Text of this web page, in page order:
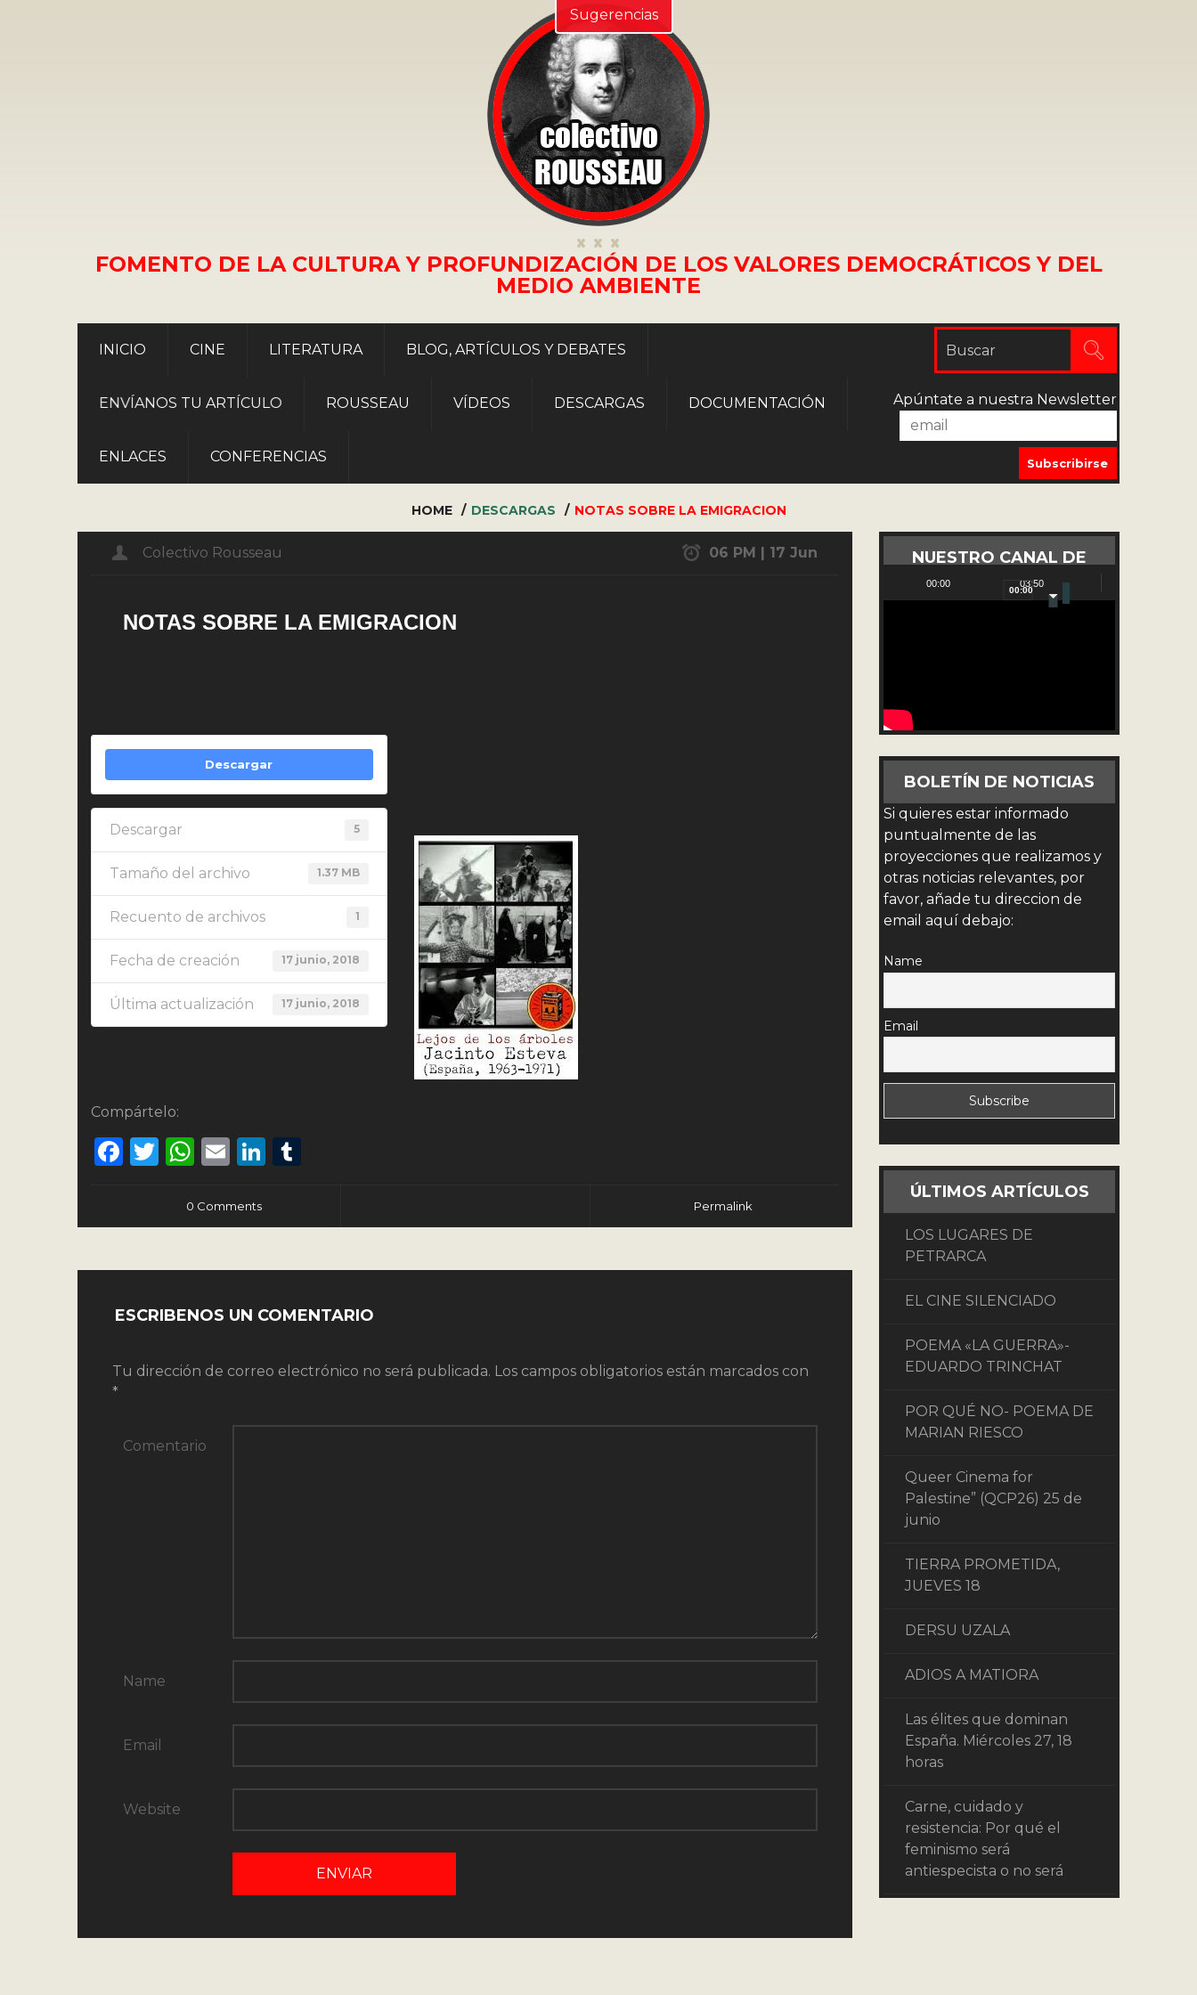
FOMENTO DE LA CULTURA Y PROFUNDIZACIÓN DE LOS VALORES DEMOCRÁTICOS Y DEL
MEDIO AMBIENTE
INICIO CINE LITERATURA BLOG, ARTÍCULOS Y DEBATES
ENVÍANOS TU ARTÍCULO ROUSSEAU VÍDEOS DESCARGAS DOCUMENTACIÓN
ENLACES CONFERENCIAS
Apúntate a nuestra Newsletter
HOME DESCARGAS NOTAS SOBRE LA EMIGRACION
Colectivo Rousseau 06 PM | 17 Jun
NOTAS SOBRE LA EMIGRACION
Descargar
Descargar 5
Tamaño del archivo 1.37 MB
Recuento de archivos 1
Fecha de creación 17 junio, 2018
Última actualización 17 junio, 2018
Compártelo:
Facebook
Twitter
WhatsApp
EmailLinkedIn
0 Comments Permalink
ESCRIBENOS UN COMENTARIO
Tu dirección de correo electrónico no será publicada. Los campos obligatorios están marcados con
*
Comentario
Name
Email
Website
NUESTRO CANAL DE
YOUTUBE
00:00
00:00
03:50
BOLETÍN DE NOTICIAS
Si quieres estar informado
puntualmente de las
proyecciones que realizamos y
otras noticias relevantes, por
favor, añade tu direccion de
email aquí debajo:
Name
Email
ÚLTIMOS ARTÍCULOS
LOS LUGARES DE
PETRARCA
EL CINE SILENCIADO
POEMA «LA GUERRA»-
EDUARDO TRINCHAT
POR QUÉ NO- POEMA DE
MARIAN RIESCO
Queer Cinema for
Palestine” (QCP26) 25 de
junio
TIERRA PROMETIDA,
JUEVES 18
DERSU UZALA
ADIOS A MATIORA
Las élites que dominan
España. Miércoles 27, 18
horas
Carne, cuidado y
resistencia: Por qué el
feminismo será
antiespecista o no será
Sugerencias